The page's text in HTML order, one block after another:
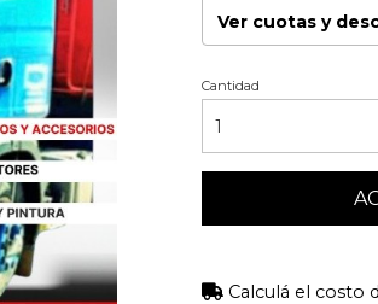
Ver cuotas y
Cantidad
Calculá el costo